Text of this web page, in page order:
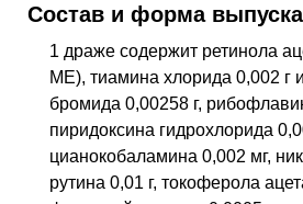
Состав и форма выпуска
1 драже содержит ретинола
МЕ), тиамина хлорида 0,002 г
бромида 0,00258 г,
пиридоксина гидрохлорида
цианокобаламина 0,002 мг,
рутина 0,01 г, токоферола